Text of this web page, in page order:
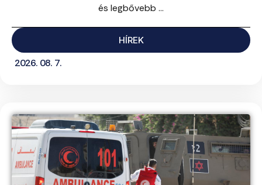
és legbővebb ...
HÍREK
2026. 08. 7.